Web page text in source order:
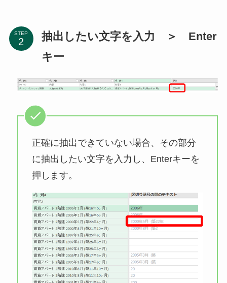
STEP
抽出したい文字を入力 ＞ Enter
キー
正確に抽出できていない場合、その部分
に抽出したい文字を入力し、Enterキーを
押します。